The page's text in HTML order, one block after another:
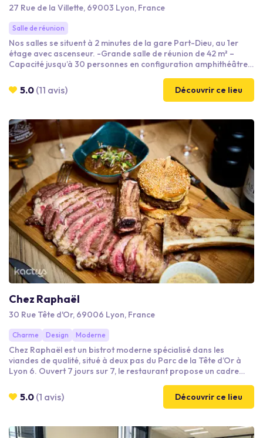
27 Rue de la Villette, 69003 Lyon, France
Salle de réunion
Nos salles se situent à 2 minutes de la gare Part-Dieu, au 1er
étage avec ascenseur. -Grande salle de réunion de 42 m² –
Capacité jusqu’à 30 personnes en configuration amphithéâtre.
en configuration amphithéâtre. - Salle de 20 m² – Parfaite pour
des réunions en petit comité, jusqu’à 6 personnes. - Cuisine
pauses déjeuners
5.0 (11 avis) Découvrir ce lieu
Chez Raphaël
30 Rue Tête d'Or, 69006 Lyon, France
Charme Design Moderne
Chez Raphaël est un bistrot moderne spécialisé dans les
viandes de qualité, situé à deux pas du Parc de la Tête d’Or à
Lyon 6. Ouvert 7 jours sur 7, le restaurant propose un cadre
d’affaires, réunions professionnelles et événements
d’entreprise. L’établissement allie gastronomie généreuse,
professionnels réussis.
5.0 (1 avis) Découvrir ce lieu